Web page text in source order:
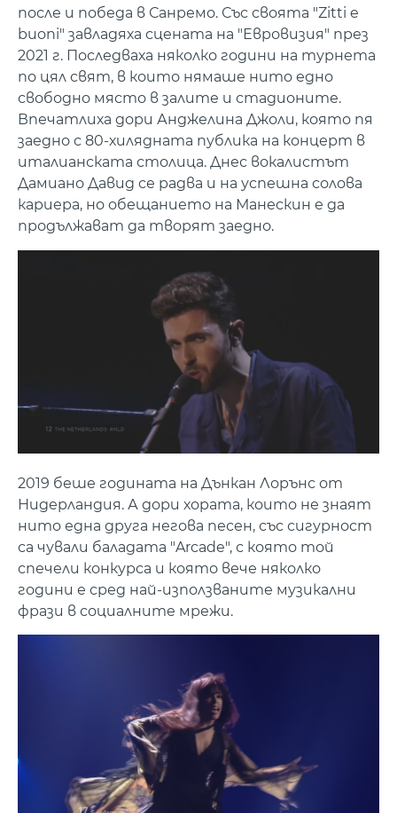
после и победа в Санремо. Със своята "Zitti e
buoni" завладяха сцената на "Евровизия" през
2021 г. Последваха няколко години на турнета
по цял свят, в които нямаше нито едно
свободно място в залите и стадионите.
Впечатлиха дори Анджелина Джоли, която пя
заедно с 80-хилядната публика на концерт в
италианската столица. Днес вокалистът
Дамиано Давид се радва и на успешна солова
кариера, но обещанието на Манескин е да
продължават да творят заедно.
2019 беше годината на Дънкан Лорънс от
Нидерландия. А дори хората, които не знаят
нито една друга негова песен, със сигурност
са чували баладата "Arcade", с която той
спечели конкурса и която вече няколко
години е сред най-използваните музикални
фрази в социалните мрежи.